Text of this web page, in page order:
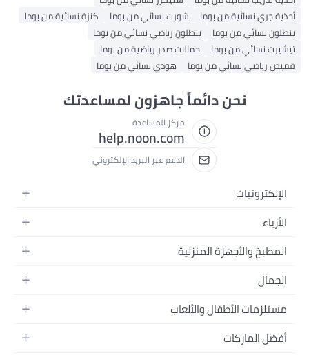
أحذية جري نسائية من بوما
شورت نسائي من بوما
كنزة نسائية من بوما
بنطلون نسائي من بوما
بنطلون رياضي نسائي من بوما
تيشيرت نسائي من بوما
حمالات صدر رياضية من بوما
قميص رياضي نسائي من بوما
هودي نسائي من بوما
نحن دائماً جاهزون لمساعدتك
مركز المساعدة
help.noon.com
الدعم عبر البريد الإلكتروني
الإلكترونيات
الجوالات
اللابتوبات
الأجهزة المنزلية
التلفزيونات
السماعات
الأزياء
أزياء نسائية
أزياء البنات
أزياء الأولاد
المجوهرات
المطبخ والأجهزة المنزلية
الحمام
المطبخ والسفرة
أدوات وتحسين المنزل
الجمال
العطور
العناية بالشعر
مستلزمات الأطفال والألعاب
الحفاضات
أفضل الماركات